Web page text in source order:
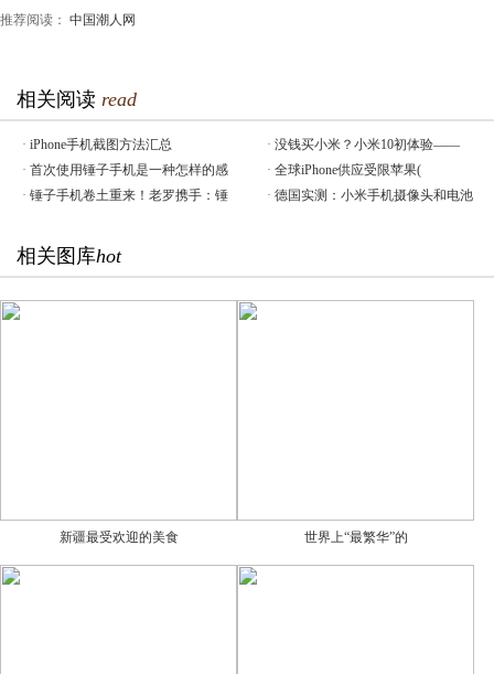
推荐阅读： 中国潮人网
相关阅读 read
· iPhone手机截图方法汇总 · 没钱买小米？小米10初体验——
· 首次使用锤子手机是一种怎样的感 · 全球iPhone供应受限苹果(
· 锤子手机卷土重来！老罗携手：锤 · 德国实测：小米手机摄像头和电池
相关图库hot
新疆最受欢迎的美食 世界上“最繁华”的